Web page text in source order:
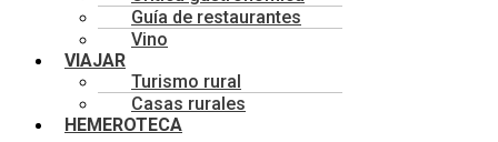
Guía de restaurantes
Vino
VIAJAR
Turismo rural
Casas rurales
HEMEROTECA